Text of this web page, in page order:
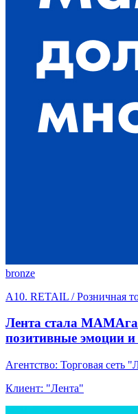
bronze
A10. RETAIL / Розничная
Лента стала
позитивные эмоции и
Агентство: Торговая сеть
Клиент: "Лента"